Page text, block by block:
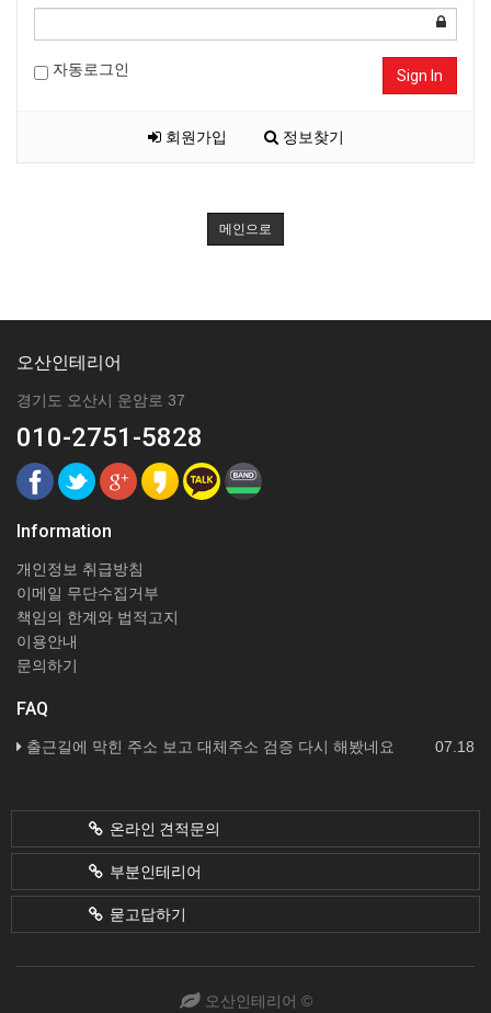
자동로그인 Sign In
회원가입 정보찾기
메인으로
오산인테리어
경기도 오산시 운암로 37
010-2751-5828
Information
개인정보 취급방침
이메일 무단수집거부
책임의 한계와 법적고지
이용안내
문의하기
FAQ
07.18
출근길에 막힌 주소 보고 대체주소 검증 다시 해봤네요
온라인 견적문의
부분인테리어
묻고답하기
오산인테리어 ©